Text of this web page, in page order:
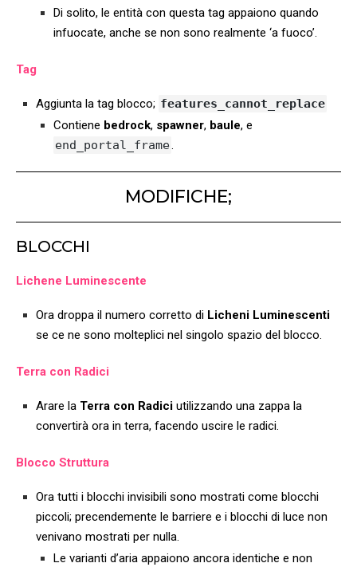
Di solito, le entità con questa tag appaiono quando
infuocate, anche se non sono realmente ‘a fuoco’.
Tag
Aggiunta la tag blocco; features_cannot_replace
Contiene bedrock, spawner, baule, e
end_portal_frame.
MODIFICHE;
BLOCCHI
Lichene Luminescente
Ora droppa il numero corretto di Licheni Luminescenti
se ce ne sono molteplici nel singolo spazio del blocco.
Terra con Radici
Arare la Terra con Radici utilizzando una zappa la
convertirà ora in terra, facendo uscire le radici.
Blocco Struttura
Ora tutti i blocchi invisibili sono mostrati come blocchi
piccoli; precendemente le barriere e i blocchi di luce non
venivano mostrati per nulla.
Le varianti d’aria appaiono ancora identiche e non